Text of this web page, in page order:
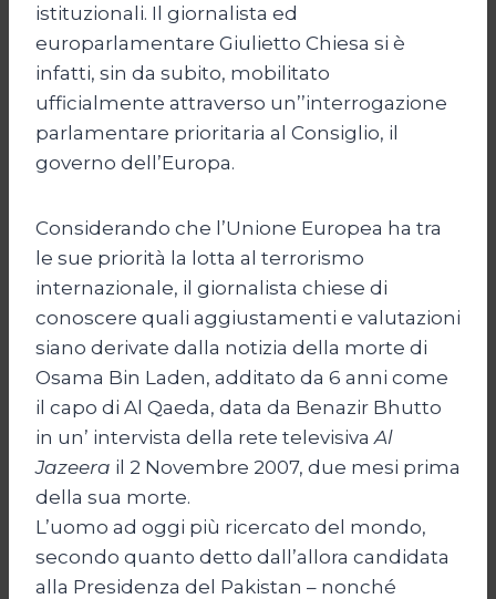
istituzionali. Il giornalista ed
europarlamentare Giulietto Chiesa si è
infatti, sin da subito, mobilitato
ufficialmente attraverso un’’interrogazione
parlamentare prioritaria al Consiglio, il
governo dell’Europa.
Considerando che l’Unione Europea ha tra
le sue priorità la lotta al terrorismo
internazionale, il giornalista chiese di
conoscere quali aggiustamenti e valutazioni
siano derivate dalla notizia della morte di
Osama Bin Laden, additato da 6 anni come
il capo di Al Qaeda, data da Benazir Bhutto
in un’ intervista della rete televisiva Al
Jazeera il 2 Novembre 2007, due mesi prima
della sua morte.
L’uomo ad oggi più ricercato del mondo,
secondo quanto detto dall’allora candidata
alla Presidenza del Pakistan – nonché